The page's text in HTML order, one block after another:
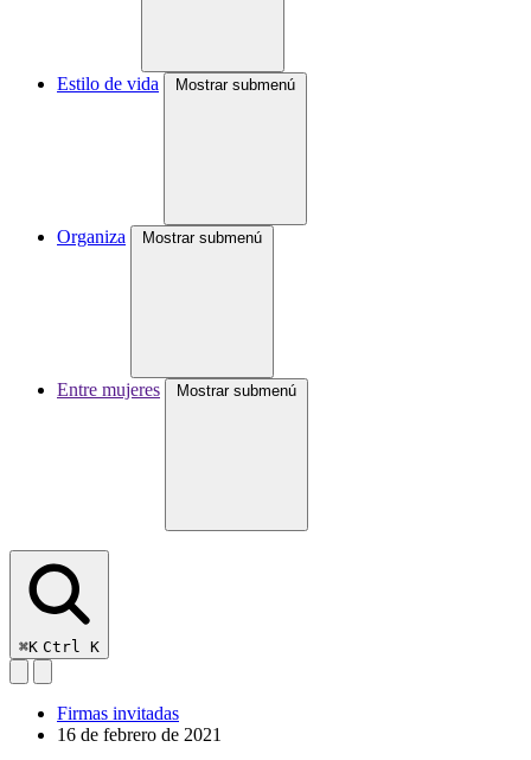
Estilo de vida Mostrar submenú
Organiza Mostrar submenú
Entre mujeres Mostrar submenú
⌘K Ctrl K
Firmas invitadas
16 de febrero de 2021